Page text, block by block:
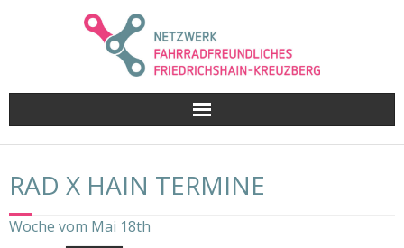
RAD X HAIN TERMINE
Woche vom Mai 18th